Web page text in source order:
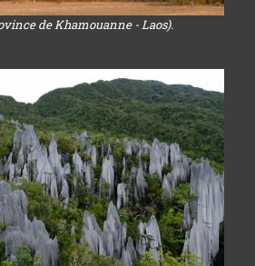
de Khamouanne - Laos).